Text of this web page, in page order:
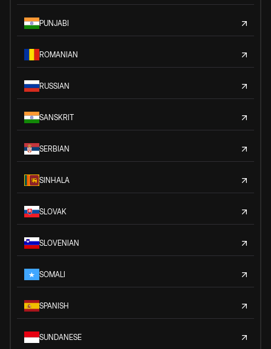
PUNJABI
ROMANIAN
RUSSIAN
SANSKRIT
SERBIAN
SINHALA
SLOVAK
SLOVENIAN
SOMALI
SPANISH
SUNDANESE